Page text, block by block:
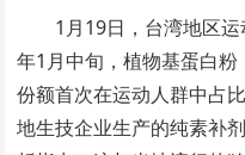
1月19日，台湾地区
年1月中旬，植物基蛋白
份额首次在运动人群中占
地生技企业生产的纯素补